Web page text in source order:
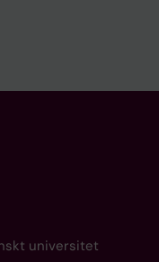
universitet